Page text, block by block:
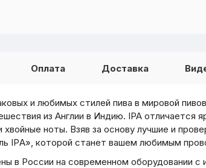
Оплата Доставка
и любимых стилей пива в мировой
из Англии в Индию. IPA
ноты. Взяв за основу лучшие и
IPА», которой станет вашем любимым
в России на современном оборудовании